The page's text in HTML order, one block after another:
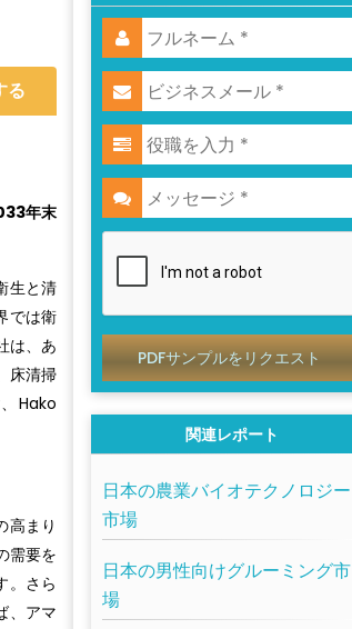
る
年末
生と清
では衛
は、あ
床清掃
Hako
高まり
需要を
。さら
、アマ
PDFサンプルをリクエスト
関連レポート
日本の農業バイオテクノロジー
市場
日本の男性向けグルーミング市
場